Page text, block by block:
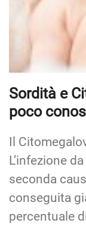
Sordità e
poco
Il
L’infezione
seconda
conseguita
percentuale